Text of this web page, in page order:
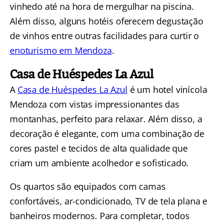
vinhedo até na hora de mergulhar na piscina.
Além disso, alguns hotéis oferecem degustação
de vinhos entre outras facilidades para curtir o
enoturismo em Mendoza.
Casa de Huéspedes La Azul
A Casa de Huéspedes La Azul é um hotel vinícola
Mendoza com vistas impressionantes das
montanhas, perfeito para relaxar. Além disso, a
decoração é elegante, com uma combinação de
cores pastel e tecidos de alta qualidade que
criam um ambiente acolhedor e sofisticado.
Os quartos são equipados com camas
confortáveis, ar-condicionado, TV de tela plana e
banheiros modernos. Para completar, todos